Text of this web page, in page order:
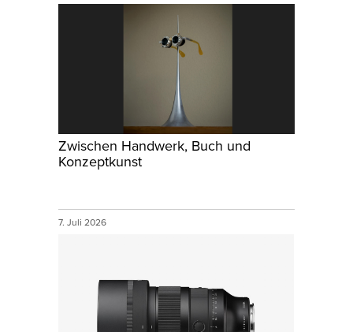
Zwischen Handwerk, Buch und
Konzeptkunst
7. Juli 2026